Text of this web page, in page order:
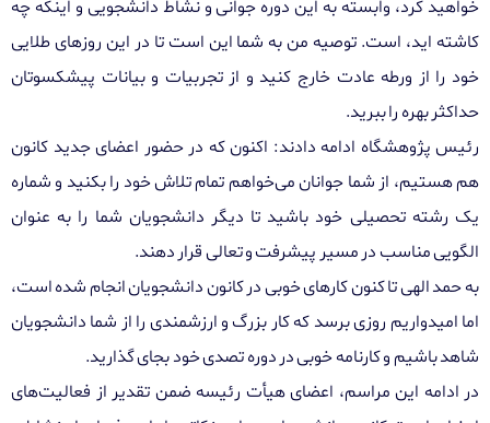
خواهید کرد، وابسته به این دوره جوانی و نشاط دانشجویی و اینکه چه
کاشته اید، است. توصیه من به شما این است تا در این روزهای طلایی
خود را از ورطه عادت خارج کنید و از تجربیات و بیانات پیشکسوتان
حداکثر بهره را ببرید.
رئیس پژوهشگاه ادامه دادند: اکنون که در حضور اعضای جدید کانون
هم هستیم، از شما جوانان می‌خواهم تمام تلاش خود را بکنید و شماره
یک رشته تحصیلی خود باشید تا دیگر دانشجویان شما را به عنوان
الگویی مناسب در مسیر پیشرفت و تعالی قرار دهند.
به حمد الهی تا کنون کارهای خوبی در کانون دانشجویان انجام شده است،
اما امیدواریم روزی برسد که کار بزرگ و ارزشمندی را از شما دانشجویان
شاهد باشیم و کارنامه خوبی در دوره تصدی خود بجای گذارید.
در ادامه این مراسم، اعضای هیأت رئیسه ضمن تقدیر از فعالیت‌های